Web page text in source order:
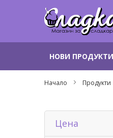
към
НОВИ ПРОДУКТИ
Начало Продукти
Цена